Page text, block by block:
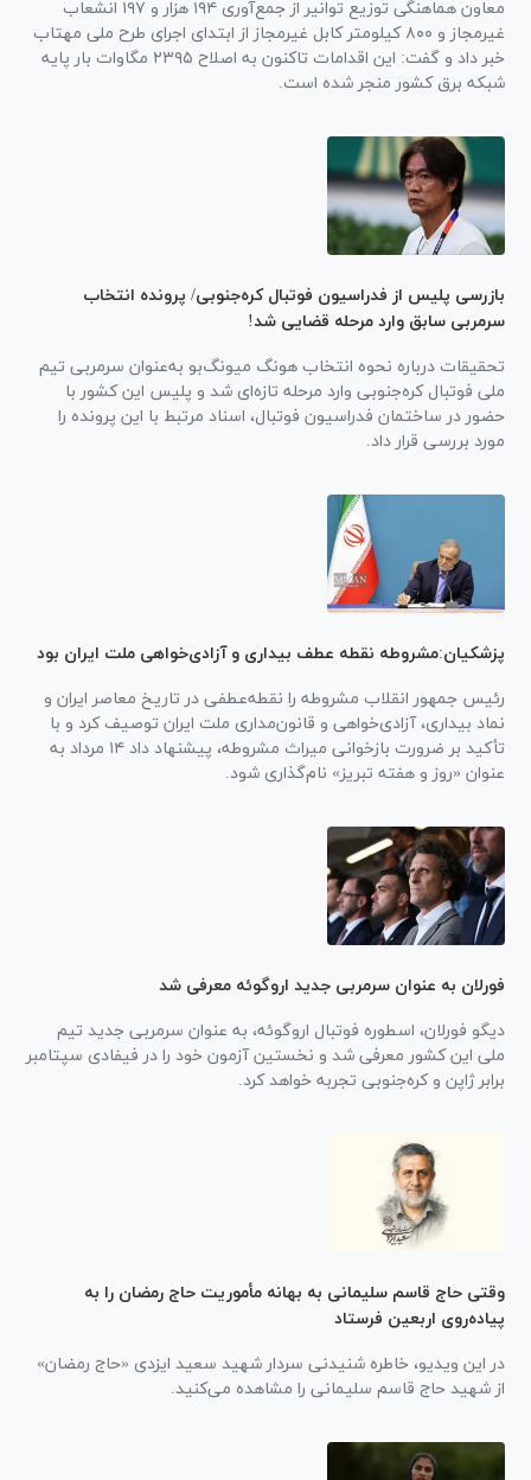
معاون هماهنگی توزیع توانیر از جمع‌آوری ۱۹۴ هزار و ۱۹۷ انشعاب
غیرمجاز و ۸۰۰ کیلومتر کابل غیرمجاز از ابتدای اجرای طرح ملی مهتاب
خبر داد و گفت: این اقدامات تاکنون به اصلاح ۲۳۹۵ مگاوات بار پایه
شبکه برق کشور منجر شده است.
بازرسی پلیس از فدراسیون فوتبال کره‌جنوبی/ پرونده انتخاب
سرمربی سابق وارد مرحله قضایی شد!
تحقیقات درباره نحوه انتخاب هونگ میونگ‌بو به‌عنوان سرمربی تیم
ملی فوتبال کره‌جنوبی وارد مرحله تازه‌ای شد و پلیس این کشور با
حضور در ساختمان فدراسیون فوتبال، اسناد مرتبط با این پرونده را
مورد بررسی قرار داد.
پزشکیان:مشروطه نقطه عطف بیداری و آزادی‌خواهی ملت ایران بود
رئیس جمهور انقلاب مشروطه را نقطه‌عطفی در تاریخ معاصر ایران و
نماد بیداری، آزادی‌خواهی و قانون‌مداری ملت ایران توصیف کرد و با
تأکید بر ضرورت بازخوانی میراث مشروطه، پیشنهاد داد ۱۴ مرداد به
عنوان «روز و هفته تبریز» نام‌گذاری شود.
فورلان به عنوان سرمربی جدید اروگوئه معرفی شد
دیگو فورلان، اسطوره فوتبال اروگوئه، به عنوان سرمربی جدید تیم
ملی این کشور معرفی شد و نخستین آزمون خود را در فیفادی سپتامبر
برابر ژاپن و کره‌جنوبی تجربه خواهد کرد.
وقتی حاج قاسم سلیمانی به بهانه مأموریت حاج رمضان را به
پیاده‌روی اربعین فرستاد
در این ویدیو، خاطره شنیدنی سردار شهید سعید ایزدی «حاج رمضان»
از شهید حاج قاسم سلیمانی را مشاهده می‌کنید.